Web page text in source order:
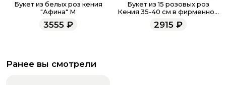
Букет из белых роз кения
"Афина" M
3555₽
Букет из 15 розовых роз
Кения 35-40 см в фирменной
упаковке
2915₽
Ранее вы смотрели